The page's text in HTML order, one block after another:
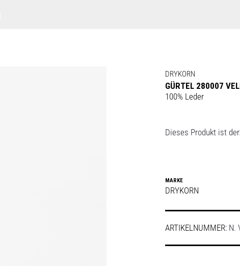
DRYKORN
GÜRTEL 280007
100% Leder
Dieses Produkt ist
MARKE
DRYKORN
ARTIKELNUMMER: N.